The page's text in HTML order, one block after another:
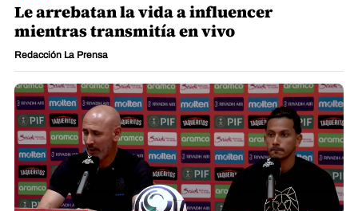
Le arrebatan la vida a influencer
mientras transmitía en vivo
Redacción La Prensa